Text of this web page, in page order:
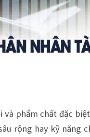
phẩm chất đặc
rộng hay kỹ năng